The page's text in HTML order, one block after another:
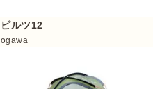
ピルツ12
ogawa